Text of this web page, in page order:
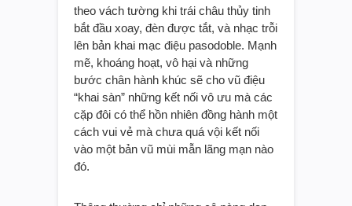
theo vách tường khi trái châu thủy tinh
bắt đầu xoay, đèn được tắt, và nhạc trỗi
lên bản khai mạc điệu pasodoble. Mạnh
mẽ, khoáng hoạt, vô hại và những
bước chân hành khúc sẽ cho vũ điệu
“khai sàn” những kết nối vô ưu mà các
cặp đôi có thể hồn nhiên đồng hành một
cách vui vẻ mà chưa quá vội kết nối
vào một bản vũ mùi mẫn lãng mạn nào
đó.